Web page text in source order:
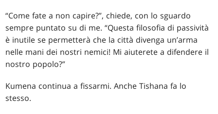
“Come fate a non capire?”, chiede, con lo sguardo
sempre puntato su di me. “Questa filosofia di passività
è inutile se permetterà che la città divenga un’arma
nelle mani dei nostri nemici! Mi aiuterete a difendere il
nostro popolo?”
Kumena continua a fissarmi. Anche Tishana fa lo
stesso.